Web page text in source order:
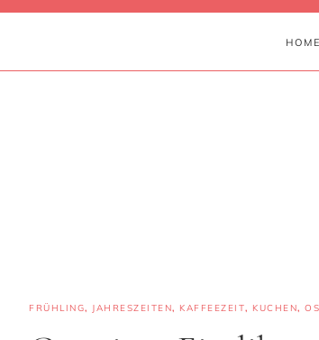
HOME
FRÜHLING, JAHRESZEITEN, KAFFEEZEIT, KUCHEN,